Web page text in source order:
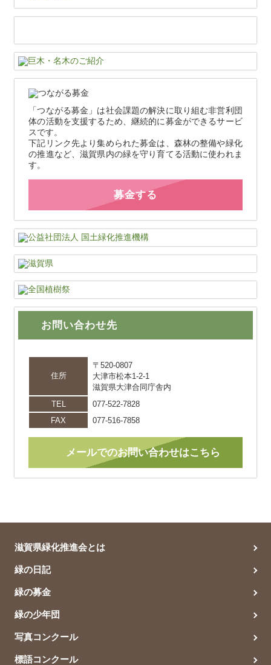
「つながる募金」は社会課題の解決に取り組む非営利団
体の活動を支援するため、継続的に募金ができるサービ
スです。
下記リンク先より集められた募金は、森林の整備や緑化
の推進など、滋賀県内の緑を守り育てる活動に使われま
す。
募金する
お問い合わせ先
住所
〒520-0807
大津市松本1-2-1
滋賀県大津合同庁舎内
TEL
077-522-7828
FAX
077-516-7858
メールでのお問い合わせはこちら
滋賀県緑化推進会とは
緑の日記
緑の募金
緑の少年団
写真コンクール
標語コンクール